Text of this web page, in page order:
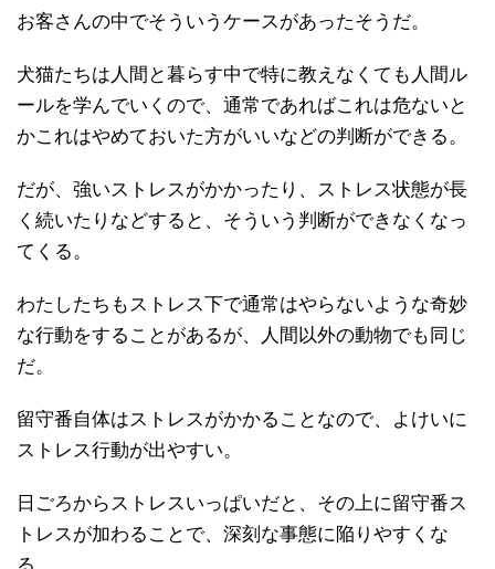
お客さんの中でそういうケースがあったそうだ。
犬猫たちは人間と暮らす中で特に教えなくても人間ル
ールを学んでいくので、通常であればこれは危ないと
かこれはやめておいた方がいいなどの判断ができる。
だが、強いストレスがかかったり、ストレス状態が長
く続いたりなどすると、そういう判断ができなくなっ
てくる。
わたしたちもストレス下で通常はやらないような奇妙
な行動をすることがあるが、人間以外の動物でも同じ
だ。
留守番自体はストレスがかかることなので、よけいに
ストレス行動が出やすい。
日ごろからストレスいっぱいだと、その上に留守番ス
トレスが加わることで、深刻な事態に陥りやすくな